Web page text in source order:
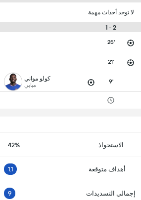
لا توجد أحداث مهمة
2 - 1
25'
21'
9' كولو مواني
مبابي
الاستحواذ 42%
أهداف متوقعة 1.1
إجمالي التسديدات 9